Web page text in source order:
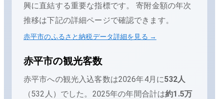
興に直結する重要な指標です。 寄附金額の年次
推移は下記の詳細ページで確認できます。
赤平市のふるさと納税データ詳細を見る →
赤平市の観光客数
赤平市への観光入込客数は2026年4月 に532人
（532人 ）でした。 2025年の年間合計は約1.5万